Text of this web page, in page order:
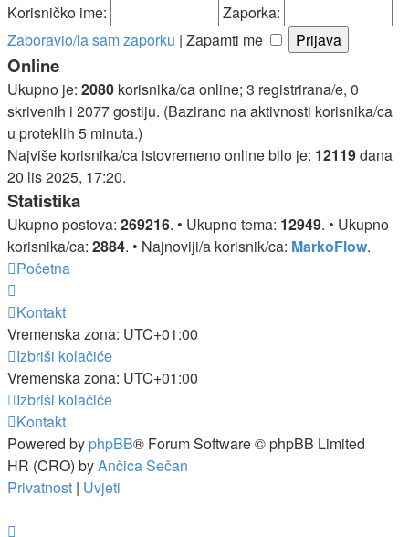
Korisničko ime:
Zaporka:
Zaboravio/la sam zaporku | Zapamti me
Online
Ukupno je: 2080 korisnika/ca online; 3 registrirana/e, 0
skrivenih i 2077 gostiju. (Bazirano na aktivnosti korisnika/ca
u proteklih 5 minuta.)
Najviše korisnika/ca istovremeno online bilo je: 12119dana
20 lis 2025, 17:20.
Statistika
Ukupno postova: 269216. • Ukupno tema: 12949. • Ukupno
korisnika/ca: 2884. • Najnoviji/a korisnik/ca: MarkoFlow.
Početna
Kontakt
Vremenska zona: UTC+01:00
Izbriši kolačiće
Vremenska zona: UTC+01:00
Izbriši kolačiće
Kontakt
Powered by phpBB® Forum Software © phpBB Limited
HR (CRO) byAnčica Sečan
Privatnost | Uvjeti